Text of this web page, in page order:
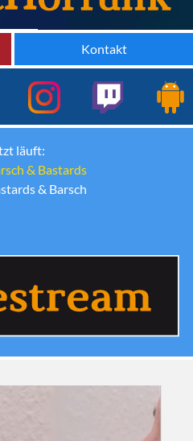
Kontakt
läuft:
& Bastards
& Barsch